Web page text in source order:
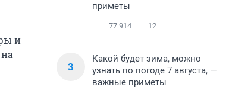
и
приметы
77 914 12
3
Какой будет зима, можно
узнать по погоде 7 августа, —
важные приметы